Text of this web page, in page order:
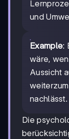
und
Example:
wäre,
Aussicht
nachlässt.
Die